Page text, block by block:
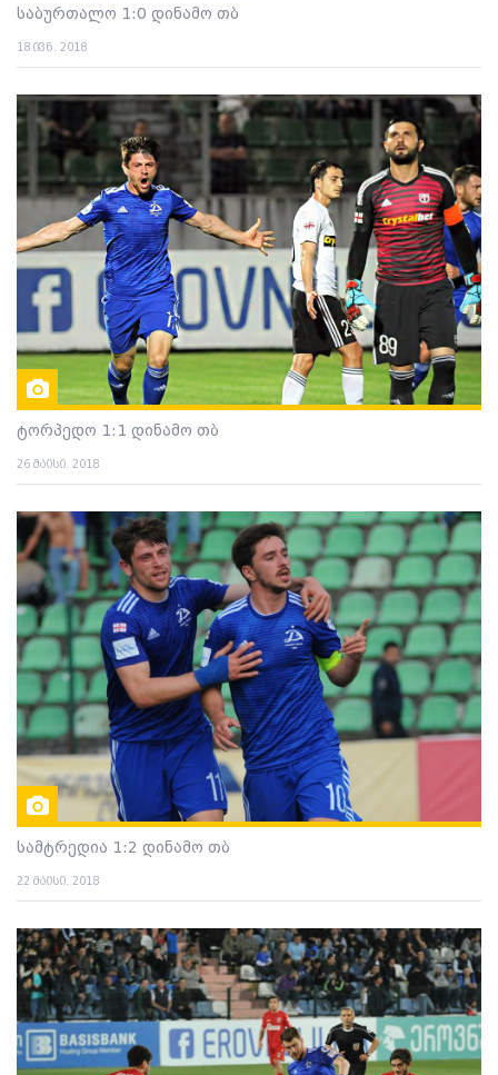
საბურთალო 1:0 დინამო თბ
18 ივნ. 2018
ტორპედო 1:1 დინამო თბ
26 მაისი. 2018
სამტრედია 1:2 დინამო თბ
22 მაისი. 2018